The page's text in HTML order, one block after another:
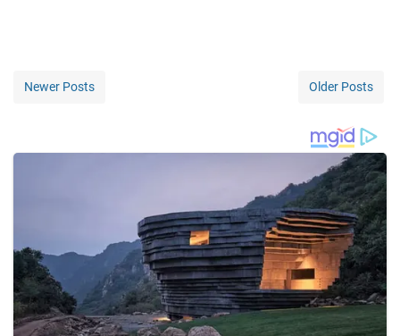
Newer Posts Older Posts